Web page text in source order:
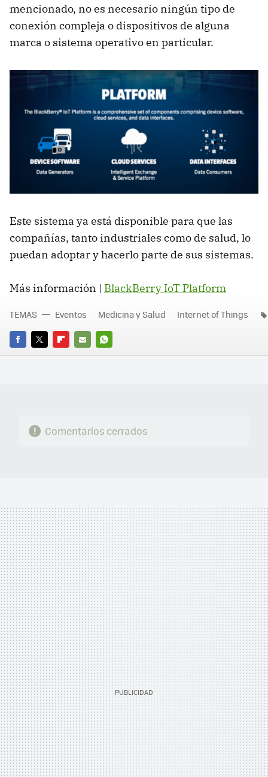
mencionado, no es necesario ningún tipo de
conexión compleja o dispositivos de alguna
marca o sistema operativo en particular.
Este sistema ya está disponible para que las
compañías, tanto industriales como de salud, lo
puedan adoptar y hacerlo parte de sus sistemas.
Más información | BlackBerry IoT Platform
FACEBOOK
TWITTERFLIPBOARD
E-
WHATSAPP
TEMAS Eventos Medicina y Salud Internet of Things
Comentarios cerrados